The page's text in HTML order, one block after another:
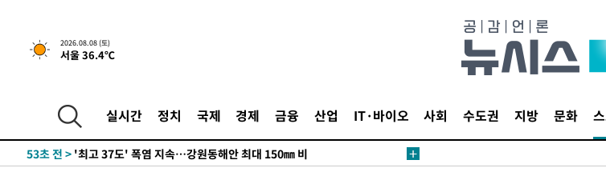
2026.08.08 (토)
서울 36.4℃
실시간 정치 국제 경제 금융 산업 IT·바이오 사회 수도권 지방 문화
-19564초 전 >여수 오동도 해상서 모터보트 전복…1명 사망·1명 실종
-11326초 전 >
[속보]'압수수색·성접대 논란' 축구협회 "실망과 걱정 안겨드려 죄
송"
53초 전 >'최고 37도' 폭염 지속…강원동해안 최대 150㎜ 비
1시간 전 >[속보]뉴욕증시 상승 마감…S&P 0.6% 나스닥 1.3%↑